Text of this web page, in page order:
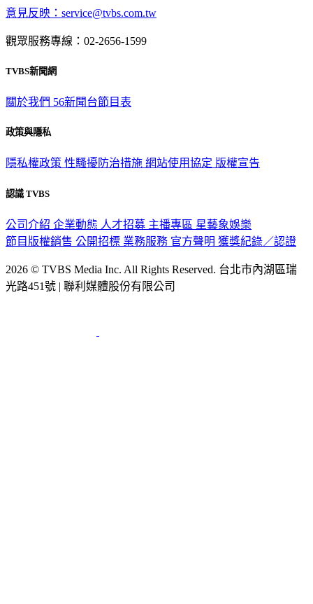
意見反映：service@tvbs.com.tw
觀眾服務專線：02-2656-1599
TVBS新聞網
關於我們 56新聞台節目表
政策與隱私
隱私權政策 性騷擾防治措施 網站使用協定 版權宣告
認識 TVBS
公司介紹 企業動態 人才招募 主播專區 星藝象娛樂
節目版權銷售 公開招標 業務服務 官方聲明 獲獎紀錄／認證
2026 © TVBS Media Inc. All Rights Reserved. 台北市內湖區瑞
光路451號 | 聯利媒體股份有限公司